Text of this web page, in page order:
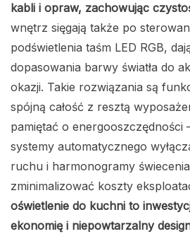
kabli i opraw, zachowując
wnętrz sięgają także po
podświetlenia taśm LED RGB,
dopasowania barwy światła do
okazji. Takie rozwiązania są
spójną całość z resztą
pamiętać o energooszczędności
systemy automatycznego
ruchu i harmonogramy
zminimalizować koszty
oświetlenie do kuchni to
ekonomię i niepowtarzalny